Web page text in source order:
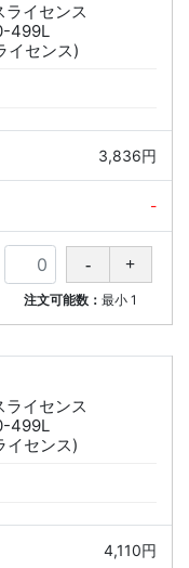
イセンス
499L
イセンス)
3,836円
-
注文可能数：最小 1
イセンス
499L
イセンス)
4,110円